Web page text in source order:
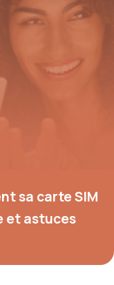
sa carte SIM
et astuces